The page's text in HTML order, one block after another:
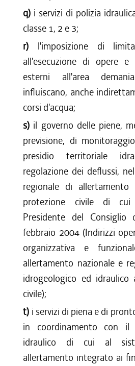
q) i servizi di polizia
classe 1, 2 e 3;
r) l'imposizione di
all'esecuzione di opere
esterni all'area
influiscano, anche
corsi d'acqua;
s) il governo delle piene,
previsione, di
presidio territoriale
regolazione dei deflussi,
regionale di
protezione civile di
Presidente del
febbraio 2004 (Indirizzi
organizzativa e
allertamento nazionale e
idrogeologico ed
civile);
t) i servizi di piena e di
in coordinamento con il
idraulico di cui al
allertamento integrato ai